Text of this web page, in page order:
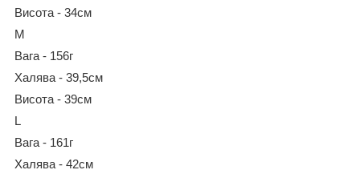
Висота - 34см
M
Вага - 156г
Халява - 39,5см
Висота - 39см
L
Вага - 161г
Халява - 42см